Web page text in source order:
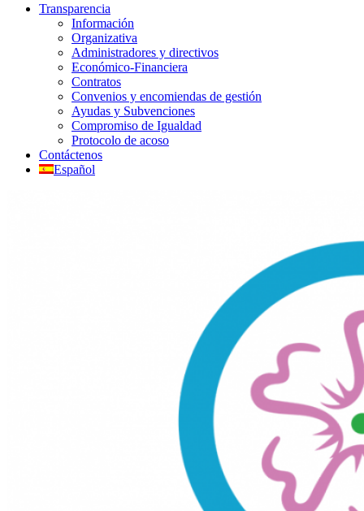
Transparencia
Información
Organizativa
Administradores y directivos
Económico-Financiera
Contratos
Convenios y encomiendas de gestión
Ayudas y Subvenciones
Compromiso de Igualdad
Protocolo de acoso
Contáctenos
Español